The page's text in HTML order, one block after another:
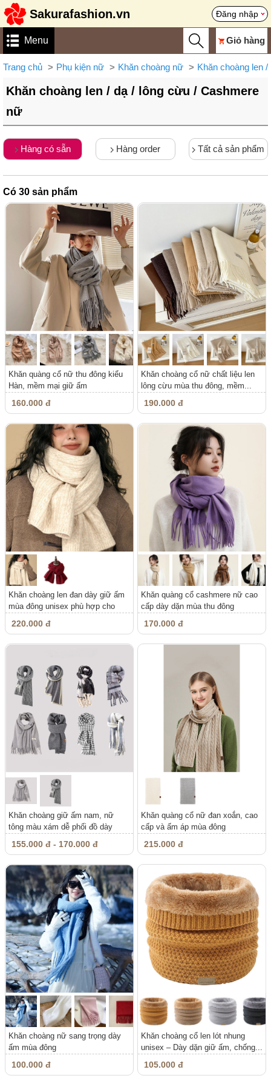
Sakurafashion.vn Đăng nhập
Menu Giỏ hàng
Trang chủ Phụ kiện nữ Khăn choàng nữ Khăn choàng len
Khăn choàng len / dạ / lông cừu / Cashmere
nữ
Hàng có sẵn Hàng order Tất cả sản phẩm
Có 30 sản phẩm
Khăn quàng cổ nữ thu đông kiểu
Hàn, mềm mại giữ ấm
160.000 đ
Khăn choàng cổ nữ chất liệu len
lông cừu mùa thu đông, mềm...
190.000 đ
Khăn choàng len đan dày giữ ấm
mùa đông unisex phù hợp cho
220.000 đ
Khăn quàng cổ cashmere nữ cao
cấp dày dặn mùa thu đông
170.000 đ
Khăn choàng giữ ấm nam, nữ
tông màu xám dễ phối đồ dày
155.000 đ - 170.000 đ
Khăn quàng cổ nữ đan xoắn, cao
cấp và ấm áp mùa đông
215.000 đ
Khăn choàng nữ sang trọng dày
ấm mùa đông
100.000 đ
Khăn choàng cổ len lót nhung
unisex – Dày dặn giữ ấm, chống...
105.000 đ